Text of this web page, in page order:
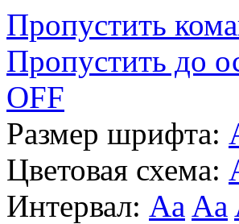
Пропустить
Пропустить до
OFF
Размер шрифта:
Цветовая схема:
Интервал: Aa Aa